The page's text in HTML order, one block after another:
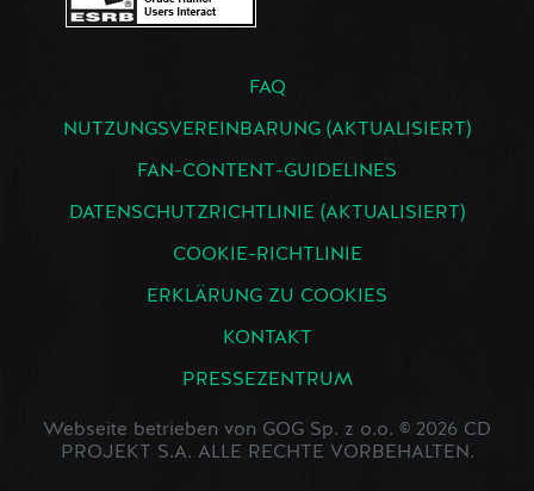
FAQ
NUTZUNGSVEREINBARUNG (AKTUALISIERT)
FAN-CONTENT-GUIDELINES
DATENSCHUTZRICHTLINIE (AKTUALISIERT)
COOKIE-RICHTLINIE
ERKLÄRUNG ZU COOKIES
KONTAKT
PRESSEZENTRUM
Webseite betrieben von GOG Sp. z o.o. © 2026 CD
PROJEKT S.A. ALLE RECHTE VORBEHALTEN.